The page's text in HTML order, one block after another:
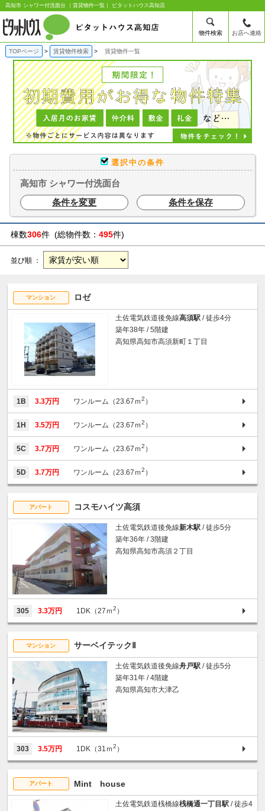
高知市 シャワー付洗面台 ｜賃貸物件一覧｜ ピタットハウス高知店
物件検索 お店へ連絡
TOPページ 賃貸物件検索 賃貸物件一覧
選択中の条件
高知市 シャワー付洗面台
条件を変更
条件を保存
棟数306件 (総物件数： 495件)
並び順 ：
マンション ロゼ
土佐電気鉄道後免線高須駅 / 徒歩4分
築年38年 / 5階建
高知県高知市高須新町１丁目
1B 3.3万円 ワンルーム（23.67ｍ2 ）
1H 3.5万円 ワンルーム（23.67ｍ2 ）
5C 3.7万円 ワンルーム（23.67ｍ2 ）
5D 3.7万円 ワンルーム（23.67ｍ2 ）
アパート コスモハイツ高須
土佐電気鉄道後免線新木駅 / 徒歩5分
築年36年 / 3階建
高知県高知市高須２丁目
305 3.3万円 1DK（27ｍ2 ）
マンション サーベイテックⅡ
土佐電気鉄道後免線舟戸駅 / 徒歩5分
築年31年 / 4階建
高知県高知市大津乙
303 3.5万円 1DK（31ｍ2 ）
アパート Mint house
土佐電気鉄道桟橋線桟橋通一丁目駅 / 徒歩4